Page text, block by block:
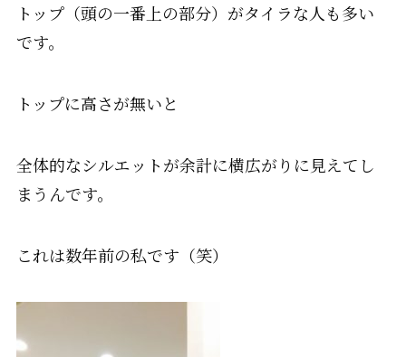
トップ（頭の一番上の部分）がタイラな人も多い
です。
トップに高さが無いと
全体的なシルエットが余計に横広がりに見えてし
まうんです。
これは数年前の私です（笑）